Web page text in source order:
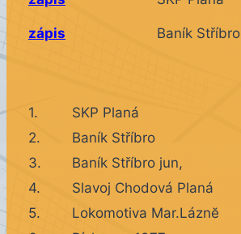
zápis Baník Stříbro
1.
SKP Planá
2.
Baník Stříbro
3.
Baník Stříbro jun,
4.
Slavoj Chodová Planá
5.
Lokomotiva Mar.Láznĕ